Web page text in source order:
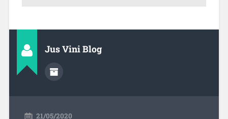
Jus Vini Blog
21/05/2020